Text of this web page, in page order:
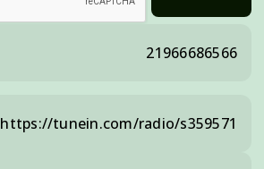
21966686566
https://tunein.com/radio/s359571